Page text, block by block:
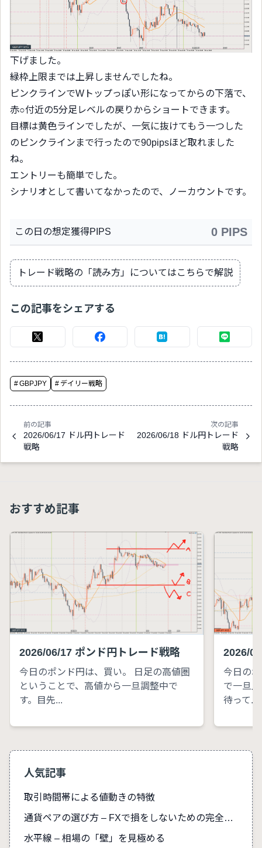
下げました。
緑枠上限までは上昇しませんでしたね。
ピンクラインでWトップっぽい形になってからの下落で、
赤○付近の5分足レベルの戻りからショートできます。
目標は黄色ラインでしたが、一気に抜けてもう一つした
のピンクラインまで行ったので90pipsほど取れました
ね。
エントリーも簡単でした。
シナリオとして書いてなかったので、ノーカウントです。
この日の想定獲得PIPS 0 PIPS
トレード戦略の「読み方」についてはこちらで解説
この記事をシェアする
#GBPJPY # デイリー戦略
前の記事
2026/06/17 ドル円トレード
戦略
次の記事
2026/06/18 ドル円トレード
戦略
おすすめ記事
2026/06/17 ポンド円トレード戦略
今日のポンド円は、買い。 日足の高値圏
ということで、高値から一旦調整中で
す。目先...
2026/
今日の
で一旦
待って...
人気記事
取引時間帯による値動きの特徴
通貨ペアの選び方 – FXで損をしないための完全ガイド
水平線 – 相場の「壁」を見極める